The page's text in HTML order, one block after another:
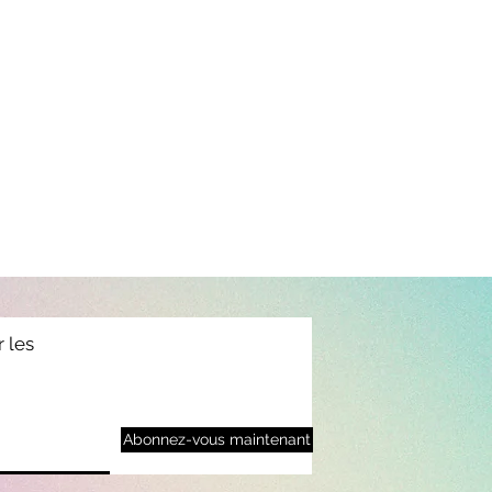
les
Abonnez-vous maintenant